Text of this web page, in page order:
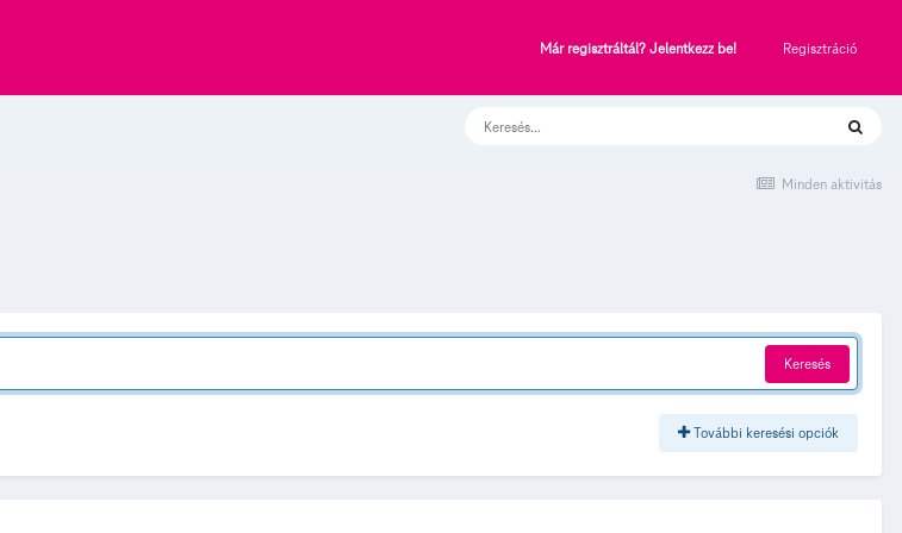
Már regisztráltál? Jelentkezz be! Regisztráció
Minden aktivitás
Keresés
További keresési opciók